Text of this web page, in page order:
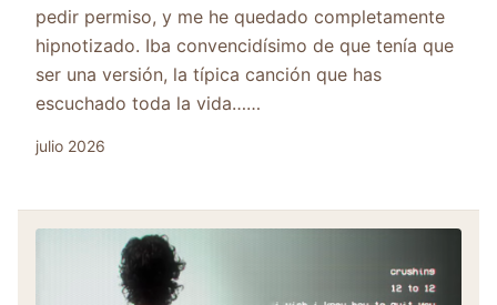
pedir permiso, y me he quedado completamente
hipnotizado. Iba convencidísimo de que tenía que
ser una versión, la típica canción que has
escuchado toda la vida……
julio 2026